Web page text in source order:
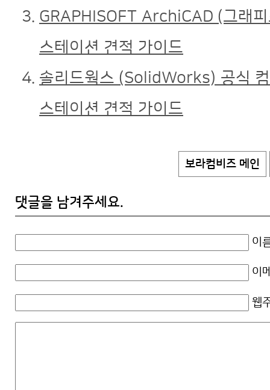
GRAPHISOFT ArchiCAD (그래
스테이션 견적 가이드
솔리드웍스 (SolidWorks) 공식
스테이션 견적 가이드
보라컴비즈 메인
댓글을 남겨주세요.
이
이
웹